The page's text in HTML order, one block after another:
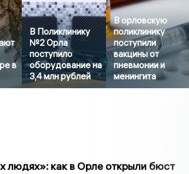
в
В Поликлинику
№2 Орла
поступило
оборудование на
3,4 млн рублей
В орловскую
поликлинику
поступили
вакцины от
пневмонии и
менингита
людях»: как в Орле открыли бюст